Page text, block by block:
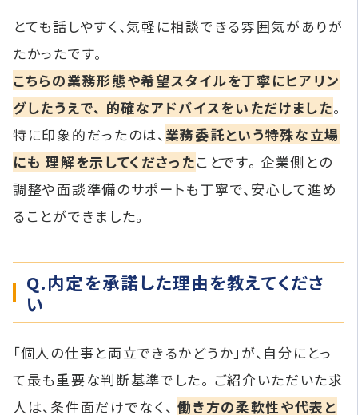
とても話しやすく、気軽に相談できる雰囲気がありが
たかったです。
こちらの業務形態や希望スタイルを丁寧にヒアリン
グしたうえで、 的確なアドバイスをいただけました。
特に印象的だったのは、 業務委託という特殊な立場
にも 理解を示してくださったことです。 企業側との
調整や面談準備のサポートも丁寧で、安心して進め
ることができました。
Q.内定を承諾した理由を教えてくださ
い
「個人の仕事と両立できるかどうか」が、自分にとっ
て最も重要な判断基準でした。 ご紹介いただいた求
人は、条件面だけでなく、働き方の柔軟性や代表と